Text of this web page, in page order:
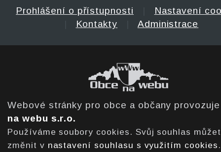
Prohlášení o přístupnosti
Nastavení
Kontakty Administrace
Webové stránky pro obce a občany
na webu s.r.o.
Používáme soubory cookies. Svůj souhlas
změnit v nastavení souhlasu s využitím cookies .